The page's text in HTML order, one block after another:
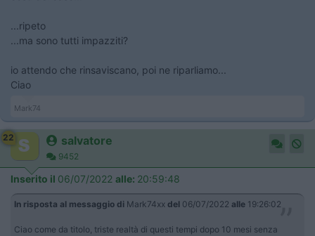
...ripeto
...ma sono tutti impazziti?
io attendo che rinsaviscano, poi ne riparliamo...
Ciao
Mark74
22 salvatore
9452
Inserito il 06/07/2022 alle: 20:59:48
In risposta al messaggio di Mark74xx del 06/07/2022 alle 19:26:02
Ciao come da titolo, triste realtà di questi tempi dopo 10 mesi senza